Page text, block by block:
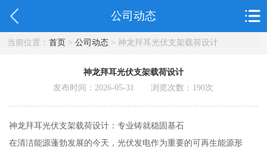
公司动态
当前位置： 首页> 公司动态> 神龙拜耳光伏支架载荷设计
神龙拜耳光伏支架载荷设计
发布时间：2026-05-31 浏览次数： 190次
神龙拜耳光伏支架载荷设计：专业铸就稳固基石
在清洁能源蓬勃发展的今天，光伏发电作为重要的可再生能源形